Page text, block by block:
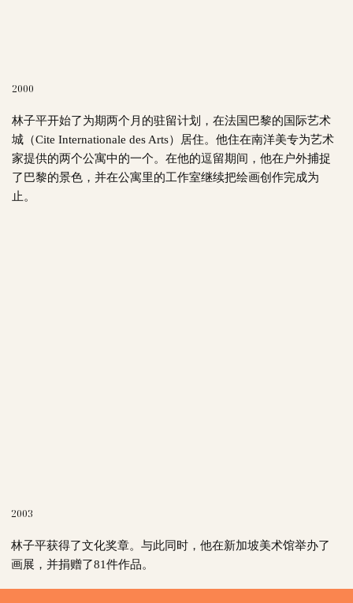
2000
林子平开始了为期两个月的驻留计划，在法国巴黎的国际艺术
城（Cite Internationale des Arts）居住。他住在南洋美专为艺术
家提供的两个公寓中的一个。在他的逗留期间，他在户外捕捉
了巴黎的景色，并在公寓里的工作室继续把绘画创作完成为
止。
2003
林子平获得了文化奖章。与此同时，他在新加坡美术馆举办了
画展，并捐赠了81件作品。